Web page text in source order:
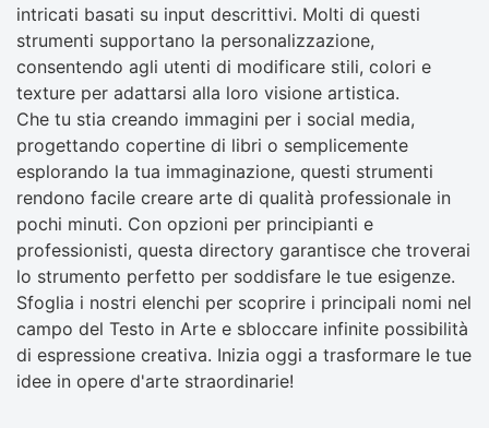
intricati basati su input descrittivi. Molti di questi
strumenti supportano la personalizzazione,
consentendo agli utenti di modificare stili, colori e
texture per adattarsi alla loro visione artistica.
Che tu stia creando immagini per i social media,
progettando copertine di libri o semplicemente
esplorando la tua immaginazione, questi strumenti
rendono facile creare arte di qualità professionale in
pochi minuti. Con opzioni per principianti e
professionisti, questa directory garantisce che troverai
lo strumento perfetto per soddisfare le tue esigenze.
Sfoglia i nostri elenchi per scoprire i principali nomi nel
campo del Testo in Arte e sbloccare infinite possibilità
di espressione creativa. Inizia oggi a trasformare le tue
idee in opere d'arte straordinarie!